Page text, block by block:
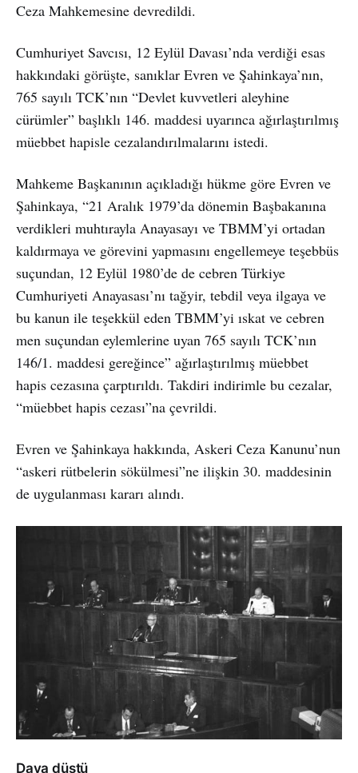
Ceza Mahkemesine devredildi.
Cumhuriyet Savcısı, 12 Eylül Davası’nda verdiği esas
hakkındaki görüşte, sanıklar Evren ve Şahinkaya’nın,
765 sayılı TCK’nın “Devlet kuvvetleri aleyhine
cürümler” başlıklı 146. maddesi uyarınca ağırlaştırılmış
müebbet hapisle cezalandırılmalarını istedi.
Mahkeme Başkanının açıkladığı hükme göre Evren ve
Şahinkaya, “21 Aralık 1979’da dönemin Başbakanına
verdikleri muhtırayla Anayasayı ve TBMM’yi ortadan
kaldırmaya ve görevini yapmasını engellemeye teşebbüs
suçundan, 12 Eylül 1980’de de cebren Türkiye
Cumhuriyeti Anayasası’nı tağyir, tebdil veya ilgaya ve
bu kanun ile teşekkül eden TBMM’yi ıskat ve cebren
men suçundan eylemlerine uyan 765 sayılı TCK’nın
146/1. maddesi gereğince” ağırlaştırılmış müebbet
hapis cezasına çarptırıldı. Takdiri indirimle bu cezalar,
“müebbet hapis cezası”na çevrildi.
Evren ve Şahinkaya hakkında, Askeri Ceza Kanunu’nun
“askeri rütbelerin sökülmesi”ne ilişkin 30. maddesinin
de uygulanması kararı alındı.
Dava düştü